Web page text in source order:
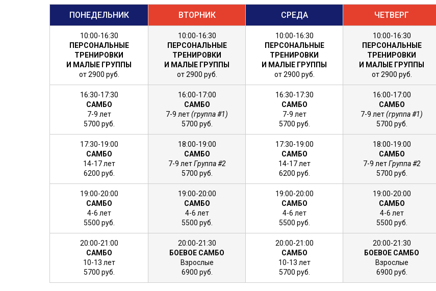
ПОНЕДЕЛЬНИК ВТОРНИК СРЕДА ЧЕТВЕРГ
10:00-16:30
ПЕРСОНАЛЬНЫЕ
ТРЕНИРОВКИ
И МАЛЫЕ ГРУППЫ
от 2900 руб.
10:00-16:30
ПЕРСОНАЛЬНЫЕ
ТРЕНИРОВКИ
И МАЛЫЕ ГРУППЫ
от 2900 руб.
10:00-16:30
ПЕРСОНАЛЬНЫЕ
ТРЕНИРОВКИ
И МАЛЫЕ ГРУППЫ
от 2900 руб.
10:00-16:30
ПЕРСОНАЛЬНЫЕ
ТРЕНИРОВКИ
И МАЛЫЕ ГРУППЫ
от 2900 руб.
16:30-17:30
САМБО
7-9 лет
5700 руб.
16:00-17:00
САМБО
7-9 лет(группа #1)
5700 руб.
16:30-17:30
САМБО
7-9 лет
5700 руб.
16:00-17:00
САМБО
7-9 лет(группа #1)
5700 руб.
17:30-19:00
САМБО
14-17 лет
6200 руб.
18:00-19:00
САМБО
7-9 летГруппа #2
5700 руб.
17:30-19:00
САМБО
14-17 лет
6200 руб.
18:00-19:00
САМБО
7-9 летГруппа #2
5700 руб.
19:00-20:00
САМБО
4-6 лет
5500 руб.
19:00-20:00
САМБО
4-6 лет
5500 руб.
19:00-20:00
САМБО
4-6 лет
5500 руб.
19:00-20:00
САМБО
4-6 лет
5500 руб.
20:00-21:00
САМБО
10-13 лет
5700 руб.
20:00-21:30
БОЕВОЕ САМБО
Взрослые
6900 руб.
20:00-21:00
САМБО
10-13 лет
5700 руб.
20:00-21:30
БОЕВОЕ САМБО
Взрослые
6900 руб.